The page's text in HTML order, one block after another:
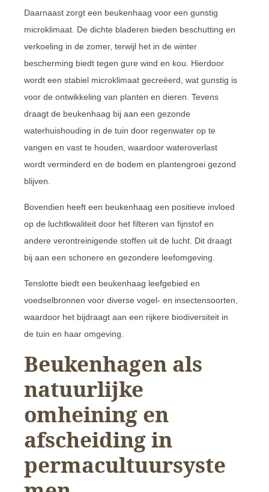
Daarnaast zorgt een beukenhaag voor een gunstig
microklimaat. De dichte bladeren bieden beschutting en
verkoeling in de zomer, terwijl het in de winter
bescherming biedt tegen gure wind en kou. Hierdoor
wordt een stabiel microklimaat gecreëerd, wat gunstig is
voor de ontwikkeling van planten en dieren. Tevens
draagt de beukenhaag bij aan een gezonde
waterhuishouding in de tuin door regenwater op te
vangen en vast te houden, waardoor wateroverlast
wordt verminderd en de bodem en plantengroei gezond
blijven.
Bovendien heeft een beukenhaag een positieve invloed
op de luchtkwaliteit door het filteren van fijnstof en
andere verontreinigende stoffen uit de lucht. Dit draagt
bij aan een schonere en gezondere leefomgeving.
Tenslotte biedt een beukenhaag leefgebied en
voedselbronnen voor diverse vogel- en insectensoorten,
waardoor het bijdraagt aan een rijkere biodiversiteit in
de tuin en haar omgeving.
Beukenhagen als
natuurlijke
omheining en
afscheiding in
permacultuursyste